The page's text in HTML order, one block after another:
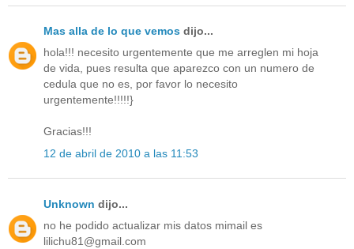
Mas alla de lo que vemos dijo...
hola!!! necesito urgentemente que me arreglen mi hoja
de vida, pues resulta que aparezco con un numero de
cedula que no es, por favor lo necesito
urgentemente!!!!!}
Gracias!!!
12 de abril de 2010 a las 11:53
Unknown dijo...
no he podido actualizar mis datos mimail es
lilichu81@gmail.com